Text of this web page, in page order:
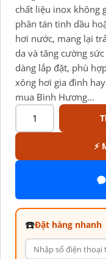
chất liệu inox không
phân tán tinh dầu
hơi nước, mang lại
da và tăng cường
dàng lắp đặt, phù
xông hơi gia đình
mua Bình Hương…
⚡
☎️Đặt hàng nhanh